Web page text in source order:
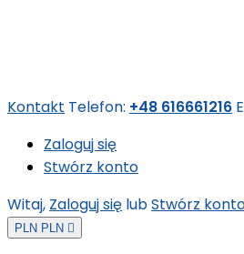
Kontakt Telefon: +48 616661216
Zaloguj się
Stwórz konto
Witaj, Zaloguj się lubStwórz
PLN PLN 